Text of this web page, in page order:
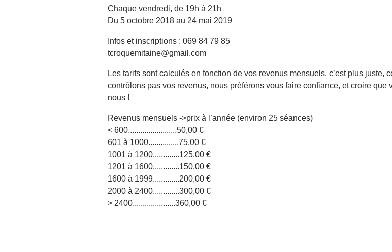
Chaque vendredi, de 19h à 21h
Du 5 octobre 2018 au 24 mai 2019
Infos et inscriptions : 069 84 79 85
tcroquemitaine@gmail.com
Les tarifs sont calculés en fonction de vos revenus mensuels, c’est plus juste,
contrôlons pas vos revenus, nous préférons vous faire confiance, et croire
nous !
Revenus mensuels ->prix à l’année (environ 25 séances)
< 600........................50,00 €
601 à 1000...............75,00 €
1001 à 1200.............125,00 €
1201 à 1600.............150,00 €
1600 à 1999.............200,00 €
2000 à 2400.............300,00 €
> 2400.....................360,00 €